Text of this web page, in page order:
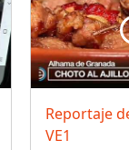
Reportaje
VE1